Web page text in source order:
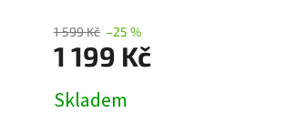
1 599 Kč –25 %
1 199 Kč
cena:
Skladem